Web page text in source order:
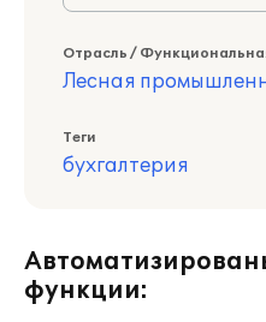
Отрасль /
Лесная
Теги
бухгалтерия
функции: